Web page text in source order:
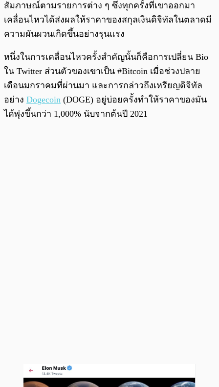
สัมภาษณ์ตามรายการต่าง ๆ ซึ่งทุกครั้งที่เขาออกมา
เคลื่อนไหวได้ส่งผลให้ราคาของสกุลเงินดิจิทัลในตลาดมี
ความผันผวนเกิดขึ้นอย่างรุนแรง
หนึ่งในการเคลื่อนไหวครั้งสำคัญนั้นก็คือการเปลี่ยน Bio
ใน Twitter ส่วนตัวของเขาเป็น #Bitcoin เมื่อช่วงปลาย
เดือนมกราคมที่ผ่านมา และการกล่าวถึงเหรียญดิจิทัล
อย่าง Dogecoin (DOGE) อยู่บ่อยครั้งทำให้ราคาของมัน
ได้พุ่งขึ้นกว่า 1,000% นับจากต้นปี 2021